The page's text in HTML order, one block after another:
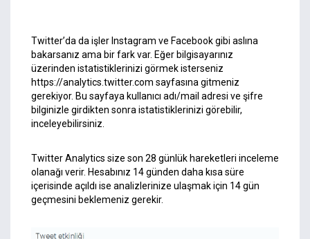
Twitter’da da işler Instagram ve Facebook gibi aslına
bakarsanız ama bir fark var. Eğer bilgisayarınız
üzerinden istatistiklerinizi görmek isterseniz
https://analytics.twitter.com sayfasına gitmeniz
gerekiyor. Bu sayfaya kullanıcı adı/mail adresi ve şifre
bilginizle girdikten sonra istatistiklerinizi görebilir,
inceleyebilirsiniz.
Twitter Analytics size son 28 günlük hareketleri inceleme
olanağı verir. Hesabınız 14 günden daha kısa süre
içerisinde açıldı ise analizlerinize ulaşmak için 14 gün
geçmesini beklemeniz gerekir.